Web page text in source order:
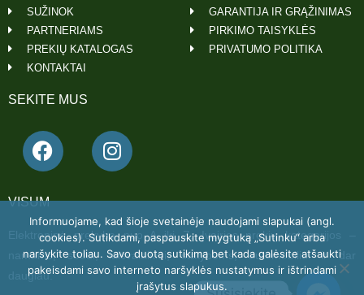
VISUM
Elektroninė prekyba nuo A iki Z. Įvairios prekių kategorijos –
namams, sodui, laisvalaikiui, statyboms, automobiliui ir dar
daugiau.
SEKITE MUS
GARANTIJA IR GRĄŽINIMAS
PIRKIMO TAISYKLĖS
PRIVATUMO POLITIKA
SUŽINOK
PARTNERIAMS
PREKIŲ KATALOGAS
KONTAKTAI
Informuojame, kad šioje svetainėje naudojami slapukai (angl.
cookies). Sutikdami, paspauskite mygtuką „Sutinku“ arba
naršykite toliau. Savo duotą sutikimą bet kada galėsite atšaukti
pakeisdami savo interneto naršyklės nustatymus ir ištrindami
įrašytus slapukus.